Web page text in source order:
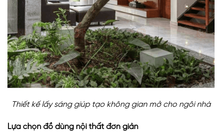
Thiết kế lấy sáng giúp tạo không gian mở cho ngôi nhà
Lựa chọn đồ dùng nội thất đơn giản